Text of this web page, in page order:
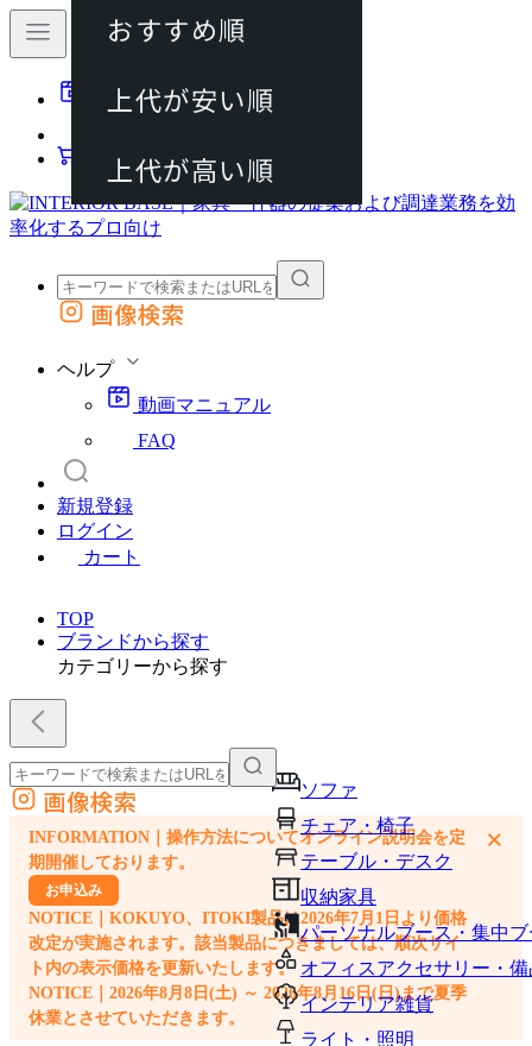
動画マニュアル
カート
外部サイトの商品をカートに追加
画像検索
ヘルプ
動画マニュアル
FAQ
新規登録
ログイン
カート
TOP
ブランドから探す
カテゴリーから探す
ソファ
チェア・椅子
テーブル・デスク
収納家具
パーソナルブース・集中
オフィスアクセサリー・備
インテリア雑貨
ライト・照明
外部サイトの商品をカートに追加
他のサイトで見つけた商品ページのURLを貼り付けて、カートに追加できます
画像検索
INFORMATION｜操作方法についてオンライン説明会を定
期開催しております。
お申込み
NOTICE｜KOKUYO、ITOKI製品は2026年7月1日より価格
改定が実施されます。該当製品につきましては、順次サイ
ト内の表示価格を更新いたします。
NOTICE｜2026年8月8日(土) ～ 2026年8月16日(日)まで夏季
休業とさせていただきます。
×
おすすめ順
上代が安い順
上代が高い順